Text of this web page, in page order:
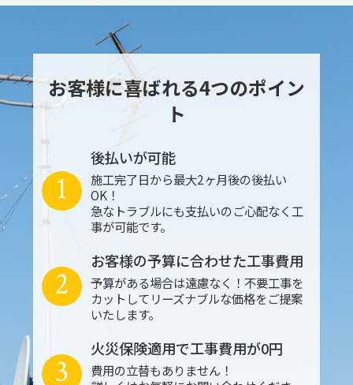
お客様に喜ばれる4つのポイン
ト
後払いが可能
施工完了日から最大2ヶ月後の後払い
OK！
急なトラブルにも支払いのご心配なく工
事が可能です。
1
お客様の予算に合わせた工事費用
予算がある場合は遠慮なく！不要工事を
カットしてリーズナブルな価格をご提案
いたします。
2
火災保険適用で工事費用が0円
費用の立替もありません！
3